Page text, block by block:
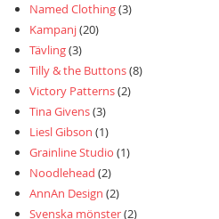
Named Clothing(3)
Kampanj(20)
Tävling(3)
Tilly & the Buttons(8)
Victory Patterns(2)
Tina Givens(3)
Liesl Gibson (1)
Grainline Studio (1)
Noodlehead (2)
AnnAn Design (2)
Svenska mönster(2)